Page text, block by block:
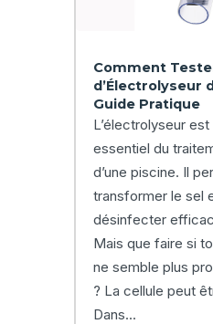
Comment
d’Électrolyseur
Guide Pratique
L’électrolyseur
essentiel du
d’une piscine. Il
transformer le sel
désinfecter
Mais que faire si
ne semble plus
? La cellule peut
Dans...